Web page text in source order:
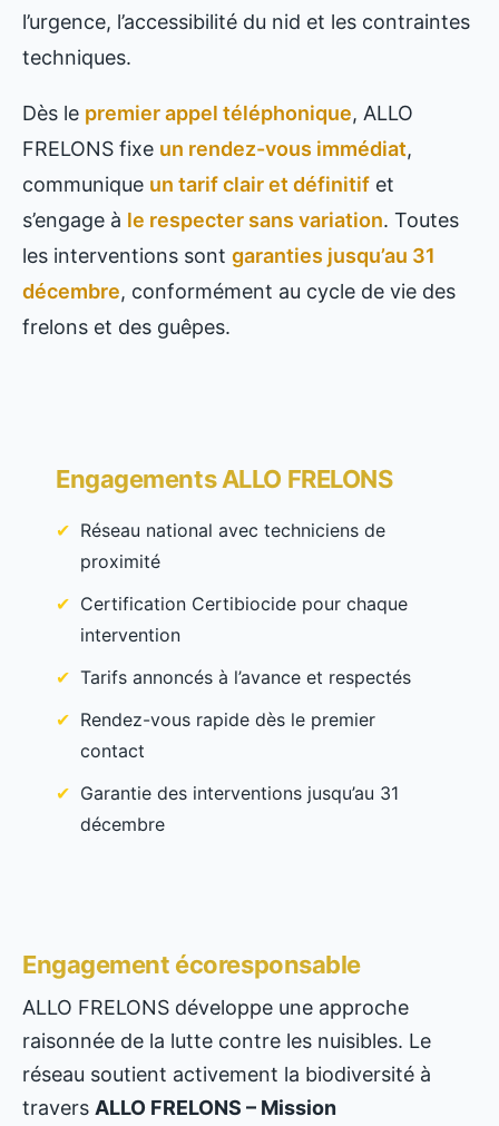
l’urgence, l’accessibilité du nid et les contraintes
techniques.
Dès le premier appel téléphonique, ALLO
FRELONS fixe un rendez-vous immédiat,
communique un tarif clair et définitif et
s’engage à le respecter sans variation. Toutes
les interventions sont garanties jusqu’au 31
décembre, conformément au cycle de vie des
frelons et des guêpes.
Engagements ALLO FRELONS
Réseau national avec techniciens de
proximité
Certification Certibiocide pour chaque
intervention
Tarifs annoncés à l’avance et respectés
Rendez-vous rapide dès le premier
contact
Garantie des interventions jusqu’au 31
décembre
Engagement écoresponsable
ALLO FRELONS développe une approche
raisonnée de la lutte contre les nuisibles. Le
réseau soutient activement la biodiversité à
travers ALLO FRELONS – Mission